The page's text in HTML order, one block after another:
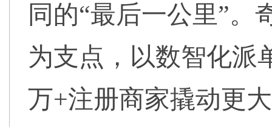
同的“最后一公里”。
为支点，以数智化派
万+注册商家撬动更